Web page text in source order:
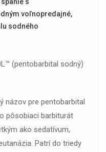
voľnopredajné,
sodného
(pentobarbital sodný)
názov pre pentobarbital
pôsobiaci barbiturát
ako sedatívum,
Patrí do triedy